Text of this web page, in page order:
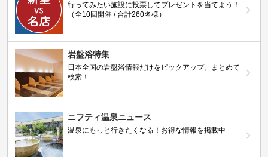
行ってみたい施設に投票してプレゼントを当てよう！
（全10回開催 / 合計260名様）
岩盤浴特集
日本全国の岩盤浴情報だけをピックアップ。まとめて
検索！
ニフティ温泉ニュース
温泉にもっと行きたくなる！お得な情報を掲載中